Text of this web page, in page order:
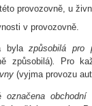
provozovně, u
v provozovně.
bylazpůsobilá pro
způsobilá). Pro
(vyjma provozu
označena obchodní